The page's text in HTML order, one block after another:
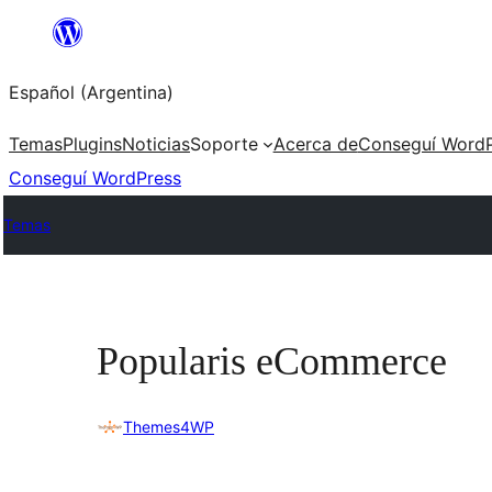
Saltar
contenido
Español (Argentina)
TemasPluginsNoticiasSoporte Acerca deConseguí
Conseguí WordPress
Temas
Popularis eCommerce
Themes4WP